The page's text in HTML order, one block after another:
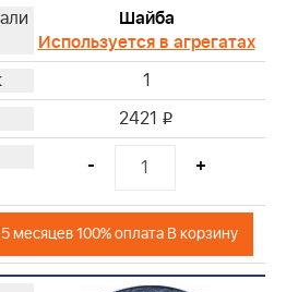
Шайба
Используется в агрегатах
1
2421 i
- +
месяцев 100% оплата В корзину